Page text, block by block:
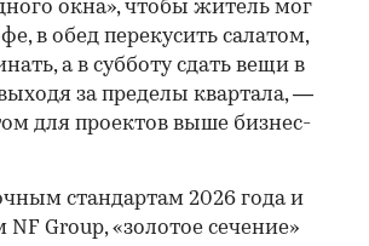
окна», чтобы житель мог
в обед перекусить салатом,
а в субботу сдать вещи в
за пределы квартала, —
для проектов выше бизнес-
стандартам 2026 года и
Group, «золотое сечение»